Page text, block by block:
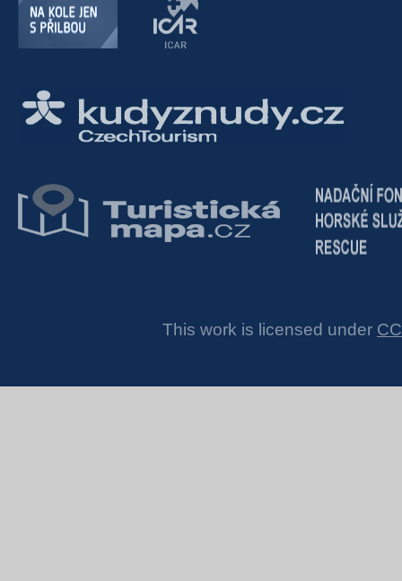
This work is licensed under